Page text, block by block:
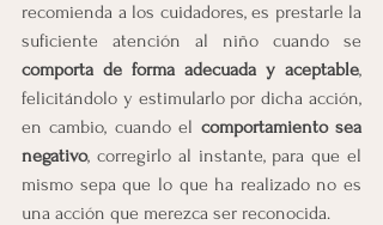
recomienda a los cuidadores, es prestarle la
comporta de forma adecuada y aceptable,
felicitándolo y estimularlo por dicha acción,
en cambio, cuando el comportamiento sea
negativo, corregirlo al instante, para que el
mismo sepa que lo que ha realizado no es
una acción que merezca ser reconocida.